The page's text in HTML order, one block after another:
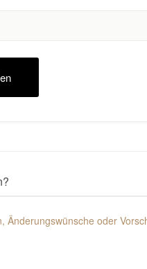
Änderungswünsche oder